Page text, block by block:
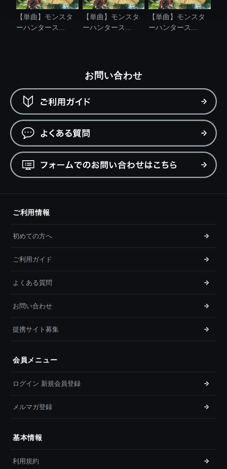
【単曲】モンスタ
ーハンタース...
【単曲】モンスタ
ーハンタース...
【単曲】モンスタ
ーハンタース...
お問い合わせ
ご利用情報
初めての方へ
ご利用ガイド
よくある質問
お問い合わせ
提携サイト募集
会員メニュー
ログイン 新規会員登録
メルマガ登録
基本情報
利用規約